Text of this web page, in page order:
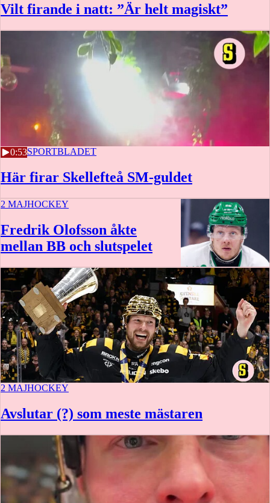
Vilt firande i natt: ”Är helt magiskt”
0:53
3 MAJSPORTBLADET
Här firar Skellefteå SM-guldet
2 MAJHOCKEY
Fredrik Olofsson åkte
mellan BB och slutspelet
2 MAJHOCKEY
Avslutar (?) som meste mästaren